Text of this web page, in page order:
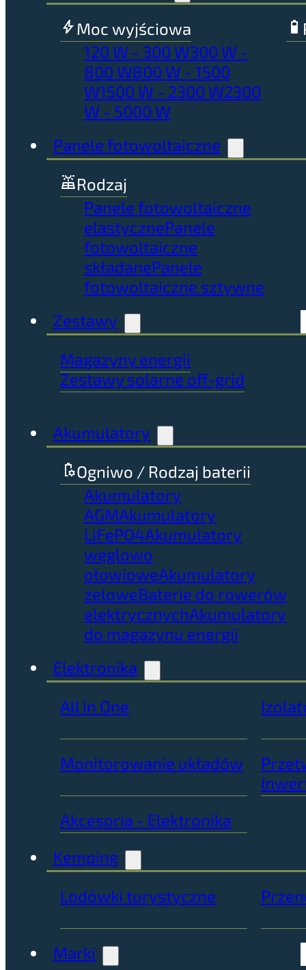
Moc wyjściowa
120 W - 300 W300 W -
800 W800 W - 1500
W1500 W - 2300 W2300
W - 5000 W
Panele fotowoltaiczne
Rodzaj
Panele fotowoltaiczne
elastycznePanele
fotowoltaiczne
składanePanele
fotowoltaiczne sztywne
Zestawy
Magazyny energii
Zestawy solarne off-grid
Akumulatory
Ogniwo / Rodzaj baterii
Akumulatory
AGMAkumulatory
LiFePO4Akumulatory
węglowo
ołowioweAkumulatory
żeloweBaterie do rowerów
elektrycznychAkumulatory
do magazynu energii
Elektronika
All in One
Monitorowanie układów
Akcesoria - Elektronika
Kemping
Lodówki turystyczne
Marki